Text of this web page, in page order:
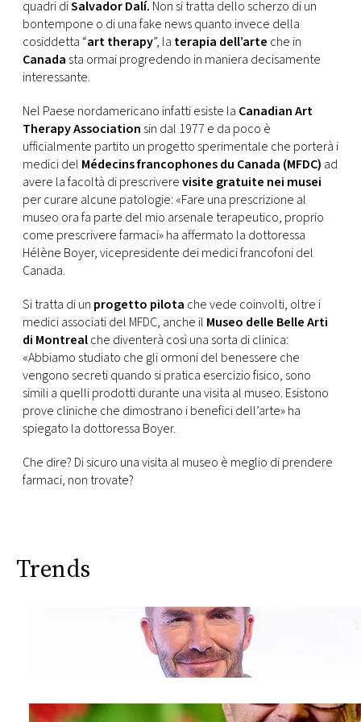
CONSIGLIA
quadri diSalvador Dalí. Non si tratta dello scherzo di un
bontempone o di una fake news quanto invece della
cosiddetta “art therapy”, la terapia dell’arte che in
Canada sta ormai progredendo in maniera decisamente
interessante.
Nel Paese nordamericano infatti esiste la Canadian Art
Therapy Association sin dal 1977 e da poco è
ufficialmente partito un progetto sperimentale che porterà i
medici del Médecins francophones du Canada (MFDC) ad
avere la facoltà di prescriverevisite gratuite nei musei
per curare alcune patologie: «Fare una prescrizione al
museo ora fa parte del mio arsenale terapeutico, proprio
come prescrivere farmaci» ha affermato la dottoressa
Hélène Boyer, vicepresidente dei medici francofoni del
Canada.
Si tratta di un progetto pilota che vede coinvolti, oltre i
medici associati del MFDC, anche il Museo delle Belle Arti
di Montrealche diventerà così una sorta di clinica:
«Abbiamo studiato che gli ormoni del benessere che
vengono secreti quando si pratica esercizio fisico, sono
simili a quelli prodotti durante una visita al museo. Esistono
prove cliniche che dimostrano i benefici dell’arte» ha
spiegato la dottoressa Boyer.
Che dire? Di sicuro una visita al museo è meglio di prendere
farmaci, non trovate?
Trends